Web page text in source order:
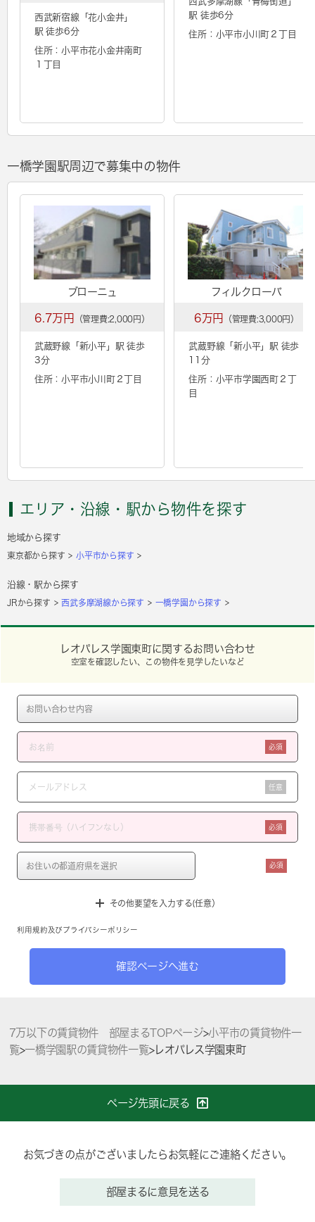
西武新宿線「花小金井」
駅 徒歩6分
住所：小平市花小金井南町
１丁目
駅 徒歩6分
住所：小平市小川町２丁目
一橋学園駅周辺で募集中の物件
ブローニュ
6.7万円 （管理費:2,000円）
武蔵野線「 新小平」駅 徒歩
3分
住所：小平市小川町２丁目
フィルクローバ
6万円 （管理費:3,000円）
武蔵野線「新小平」駅 徒歩
11分
住所：小平市学園西町２丁
目
エリア・沿線・駅から物件を探す
地域から探す
東京都から探す 小平市から探す
沿線・駅から探す
JRから探す 西武多摩湖線から探す 一橋学園から探す
レオパレス学園東町に関するお問い合わせ
空室を確認したい、この物件を見学したいなど
必須
任意
必須
必須
その他要望を入力する(任意）
利用規約 及び プライバシーポリシー
確認ページへ進む
7万以下の賃貸物件 部屋まるTOPページ>小平市の賃貸物件一
覧>一橋学園駅の賃貸物件一覧>レオパレス学園東町
ページ先頭に戻る
お気づきの点がございましたらお気軽にご連絡ください。
部屋まるに意見を送る